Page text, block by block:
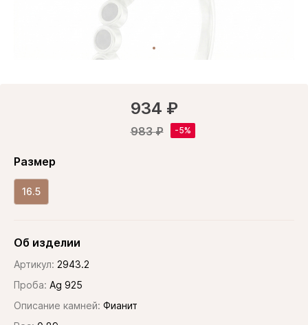
934 ₽
983 ₽
Размер
16.5
Об изделии
Артикул: 2943.2
Проба: Ag 925
Описание камней: Фианит